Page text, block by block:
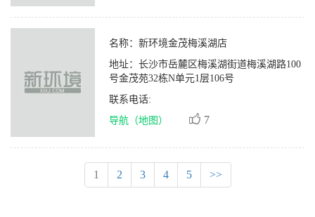
名称： 新环境金茂梅溪湖店
地址： 长沙市岳麓区梅溪湖街道梅溪湖路100
号金茂苑32栋N单元1层106号
联系电话:
导航（地图）
7
1 2 3 4 5 >>